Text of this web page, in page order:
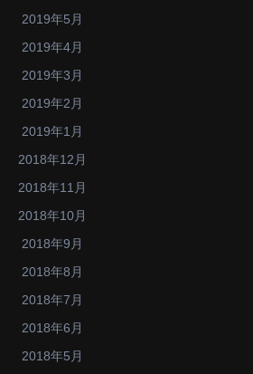
2019年5月
2019年4月
2019年3月
2019年2月
2019年1月
2018年12月
2018年11月
2018年10月
2018年9月
2018年8月
2018年7月
2018年6月
2018年5月